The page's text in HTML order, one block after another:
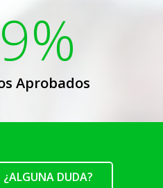
Aprobados
¿ALGUNA DUDA?